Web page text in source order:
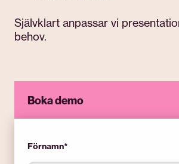
Självklart anpassar vi
behov.
Boka demo
Förnamn*